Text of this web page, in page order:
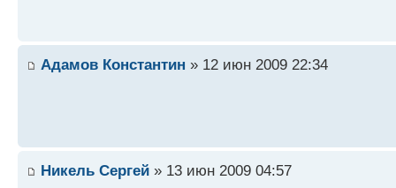
Адамов Константин » 12 июн 2009 22:34
Никель Сергей » 13 июн 2009 04:57